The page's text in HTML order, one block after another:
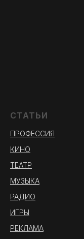
СТАТЬИ
ПРОФЕССИЯ
КИНО
ТЕАТР
МУЗЫКА
РАДИО
ИГРЫ
РЕКЛАМА